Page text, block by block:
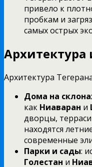
привело к
пробкам и
самых острых
Архитектура
Архитектура
Дома на
как Ниаваран и
дворцы,
находятся
современные
Парки и сады:
Голестан и